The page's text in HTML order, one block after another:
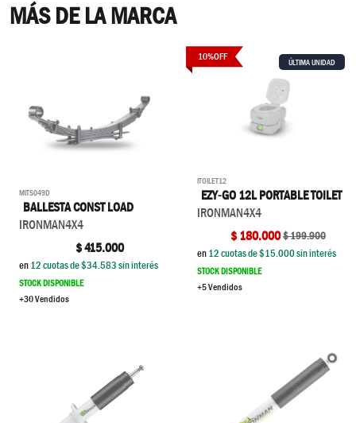
MÁS DE LA MARCA
MITS049D
BALLESTA CONST LOAD
IRONMAN4X4
$415.000
en12cuotas de $34.583sin interés
STOCK DISPONIBLE
+30 Vendidos
10%OFF ÚLTIMA UNIDAD
ITOILET12
EZY-GO 12L PORTABLE TOILET
IRONMAN4X4
$180.000$199.900
en12cuotas de $15.000sin interés
STOCK DISPONIBLE
+5 Vendidos